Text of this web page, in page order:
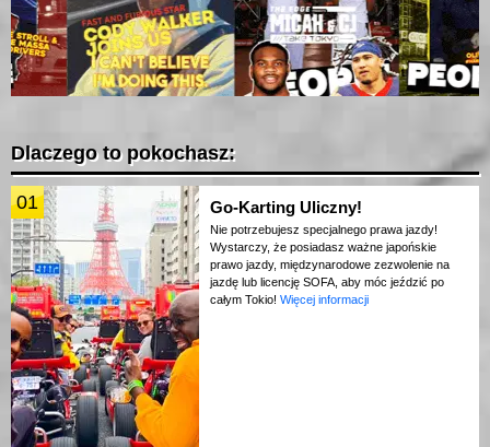
Dlaczego to pokochasz:
01 Go-Karting Uliczny!
Nie potrzebujesz specjalnego prawa jazdy!
Wystarczy, że posiadasz ważne japońskie
prawo jazdy, międzynarodowe zezwolenie na
jazdę lub licencję SOFA, aby móc jeździć po
całym Tokio! Więcej informacji